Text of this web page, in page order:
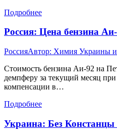
Подробнее
Россия: Цена бензина
РоссияАвтор: Химия Украины
Стоимость бензина Аи-92 на
демпферу за текущий месяц
компенсации в…
Подробнее
Украина: Без